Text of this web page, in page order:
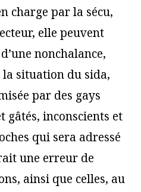
charge par la sécu,
elle peuvent
nonchalance,
la situation du sida,
par des gays
gâtés, inconscients et
qui sera adressé
une erreur de
ainsi que celles, au